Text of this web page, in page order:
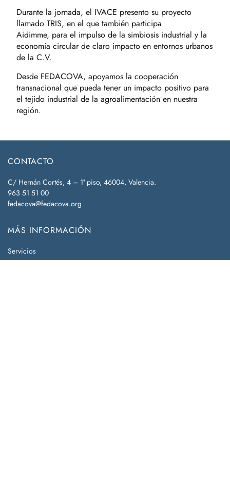
Durante la jornada, el IVACE presento su proyecto
llamado TRIS, en el que también participa
Aidimme, para el impulso de la simbiosis industrial y la
economía circular de claro impacto en entornos urbanos
de la C.V.
Desde FEDACOVA, apoyamos la cooperación
transnacional que pueda tener un impacto positivo para
el tejido industrial de la agroalimentación en nuestra
región.
CONTACTO
C/ Hernán Cortés, 4 – 1ª piso, 46004, Valencia.
963 51 51 00
fedacova@fedacova.org
MÁS INFORMACIÓN
Servicios
Noticias